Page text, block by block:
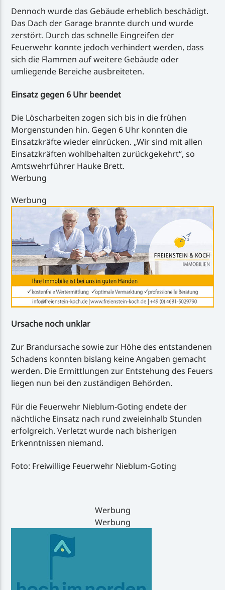
Dennoch wurde das Gebäude erheblich beschädigt.
Das Dach der Garage brannte durch und wurde
zerstört. Durch das schnelle Eingreifen der
Feuerwehr konnte jedoch verhindert werden, dass
sich die Flammen auf weitere Gebäude oder
umliegende Bereiche ausbreiteten.
Einsatz gegen 6 Uhr beendet
Die Löscharbeiten zogen sich bis in die frühen
Morgenstunden hin. Gegen 6 Uhr konnten die
Einsatzkräfte wieder einrücken. „Wir sind mit allen
Einsatzkräften wohlbehalten zurückgekehrt“, so
Amtswehrführer Hauke Brett.
Werbung
Werbung
Ursache noch unklar
Zur Brandursache sowie zur Höhe des entstandenen
Schadens konnten bislang keine Angaben gemacht
werden. Die Ermittlungen zur Entstehung des Feuers
liegen nun bei den zuständigen Behörden.
Für die Feuerwehr Nieblum-Goting endete der
nächtliche Einsatz nach rund zweieinhalb Stunden
erfolgreich. Verletzt wurde nach bisherigen
Erkenntnissen niemand.
Foto: Freiwillige Feuerwehr Nieblum-Goting
Werbung
Werbung